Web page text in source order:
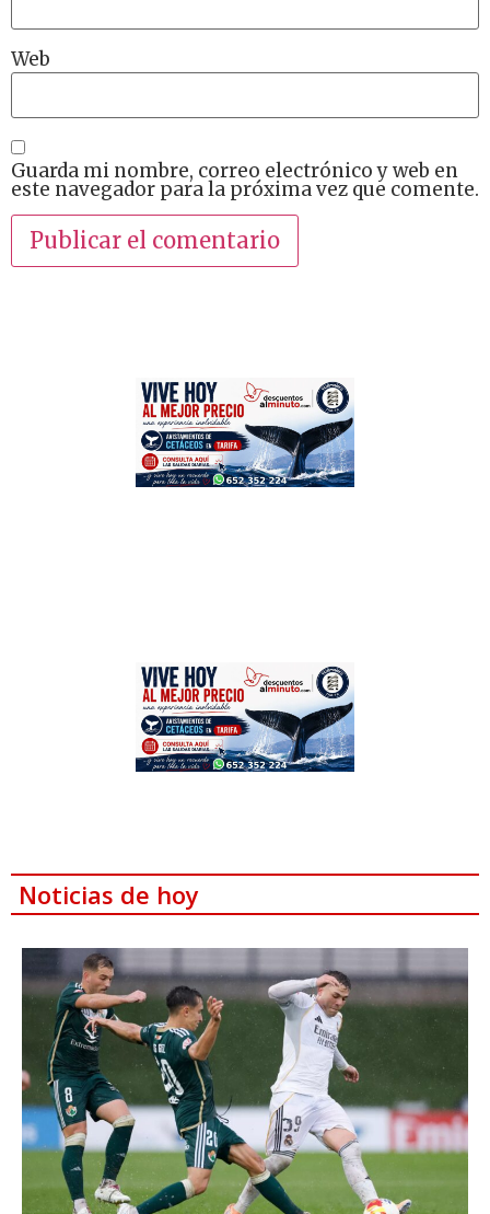
Web
Guarda mi nombre, correo electrónico y web en
este navegador para la próxima vez que comente.
Noticias de hoy